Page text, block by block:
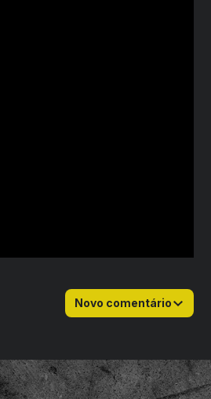
Novo comentário